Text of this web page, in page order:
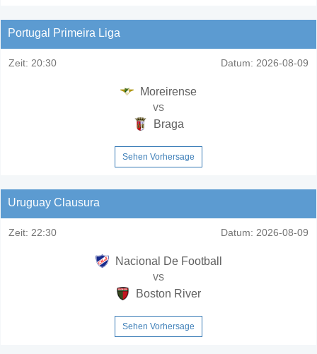
Portugal Primeira Liga
Zeit: 20:30 Datum: 2026-08-09
Moreirense
vs
Braga
Sehen Vorhersage
Uruguay Clausura
Zeit: 22:30 Datum: 2026-08-09
Nacional De Football
vs
Boston River
Sehen Vorhersage